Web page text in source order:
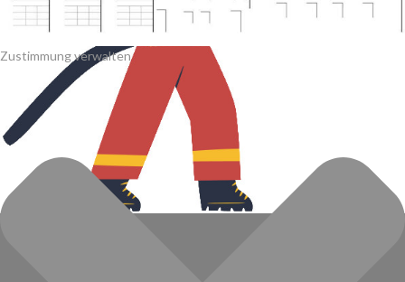
Zustimmung verwalten